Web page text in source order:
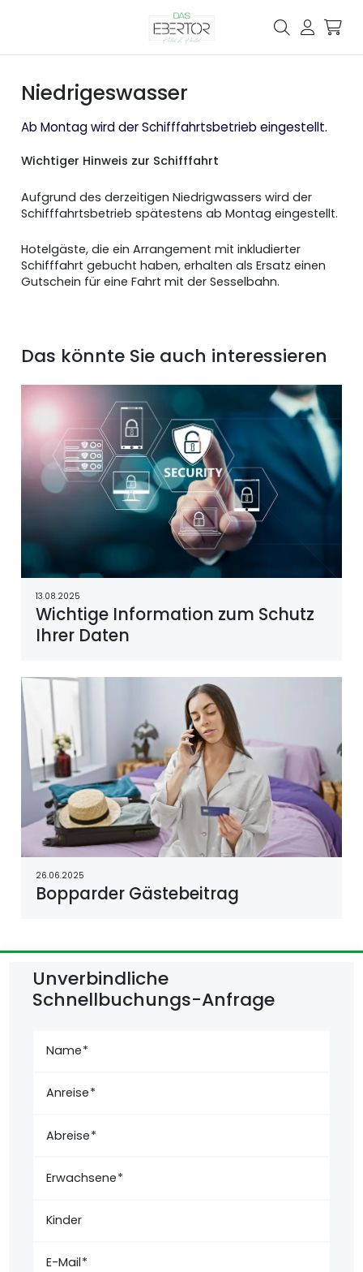
Niedrigeswasser
Ab Montag wird der Schifffahrtsbetrieb eingestellt.
Wichtiger Hinweis zur Schifffahrt
Aufgrund des derzeitigen Niedrigwassers wird der
Schifffahrtsbetrieb spätestens ab Montag eingestellt.
Hotelgäste, die ein Arrangement mit inkludierter
Schifffahrt gebucht haben, erhalten als Ersatz einen
Gutschein für eine Fahrt mit der Sesselbahn.
Das könnte Sie auch interessieren
13.08.2025
Wichtige Information zum Schutz
Ihrer Daten
26.06.2025
Bopparder Gästebeitrag
Unverbindliche
Schnellbuchungs-Anfrage
Name
Anreise
Abreise
Erwachsene
Kinder
E-Mail